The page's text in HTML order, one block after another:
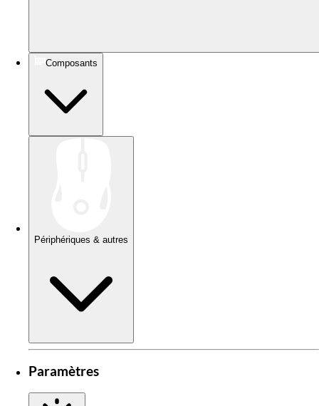
Composants
Périphériques & autres
Paramètres